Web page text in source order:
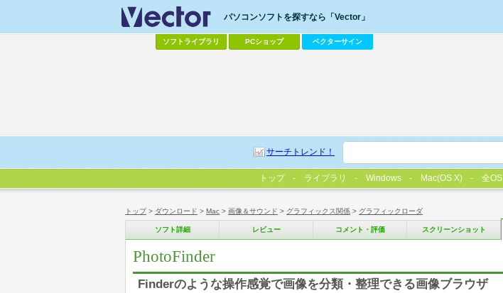
トップ> ダウンロード > Mac > 画像＆サウンド > グラフィックス関係 > グラフィックローダ
ソフト詳細 レビュー コメント・評価 スクリーンショット
PhotoFinder
Finderのような操作感覚で画像を分類・整理できる画像ブラウザ
パソコンソフトを探すなら「Vector」
ソフトライブラリ PCショップ ベクターサイン
サーチトレンド！
トップ ライブラリ Windows Mac(OS X) 全OS